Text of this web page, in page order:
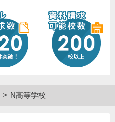
N高等学校